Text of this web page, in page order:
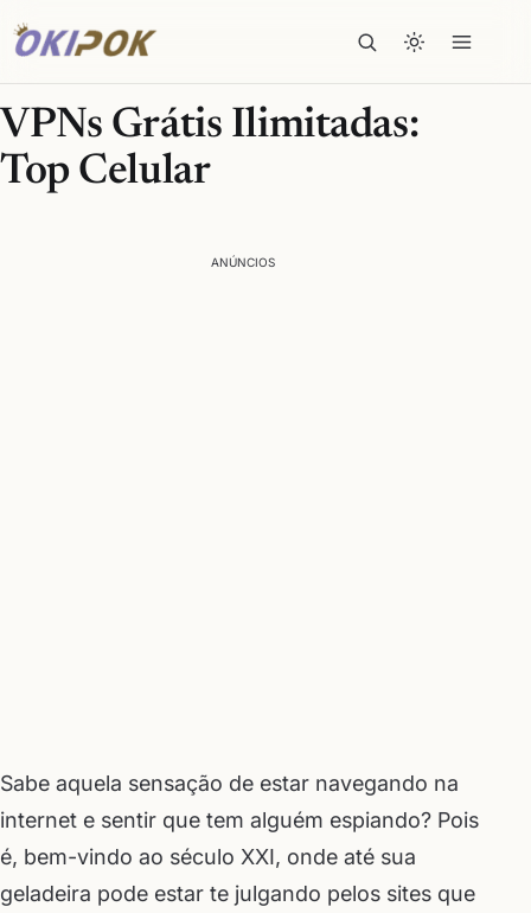
VPNs Grátis Ilimitadas:
Top Celular
ANÚNCIOS
Sabe aquela sensação de estar navegando na
internet e sentir que tem alguém espiando? Pois
é, bem-vindo ao século XXI, onde até sua
geladeira pode estar te julgando pelos sites que